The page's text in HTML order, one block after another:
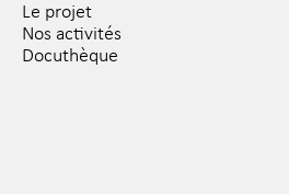
Le projet
Nos activités
Docuthèque